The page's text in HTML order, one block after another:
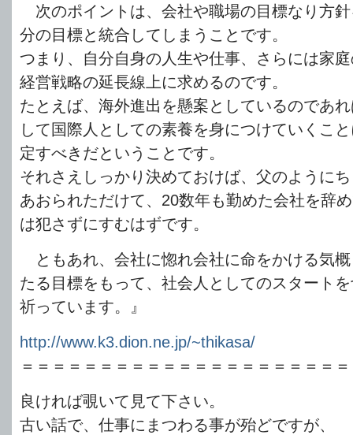
次のポイントは、会社や職場の目標なり方
分の目標と統合してしまうことです。
つまり、自分自身の人生や仕事、さらには家
経営戦略の延長線上に求めるのです。
たとえば、海外進出を懸案としているのであ
して国際人としての素養を身につけていくこ
定すべきだということです。
それさえしっかり決めておけば、父のように
あおられただけて、20数年も勤めた会社を辞
は犯さずにすむはずです。
ともあれ、会社に惚れ会社に命をかける気
たる目標をもって、社会人としてのスタート
祈っています。』
http://www.k3.dion.ne.jp/~thikasa/
＝＝＝＝＝＝＝＝＝＝＝＝＝＝＝＝＝＝＝＝
良ければ覗いて見て下さい。
古い話で、仕事にまつわる事が殆どですが、